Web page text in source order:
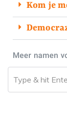
Kom je
Meer namen